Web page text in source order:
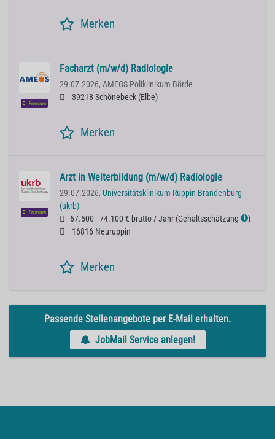
Merken
Premium
Facharzt (m/w/d) Radiologie
29.07.2026, AMEOS Poliklinikum Börde
39218 Schönebeck (Elbe)
Merken
Premium
Arzt in Weiterbildung (m/w/d) Radiologie
29.07.2026, Universitätsklinikum Ruppin-Brandenburg
(ukrb)
67.500 - 74.100 € brutto / Jahr (Gehaltsschätzung ℹ )
16816 Neuruppin
Merken
Passende Stellenangebote per E-Mail erhalten.
JobMail Service anlegen!